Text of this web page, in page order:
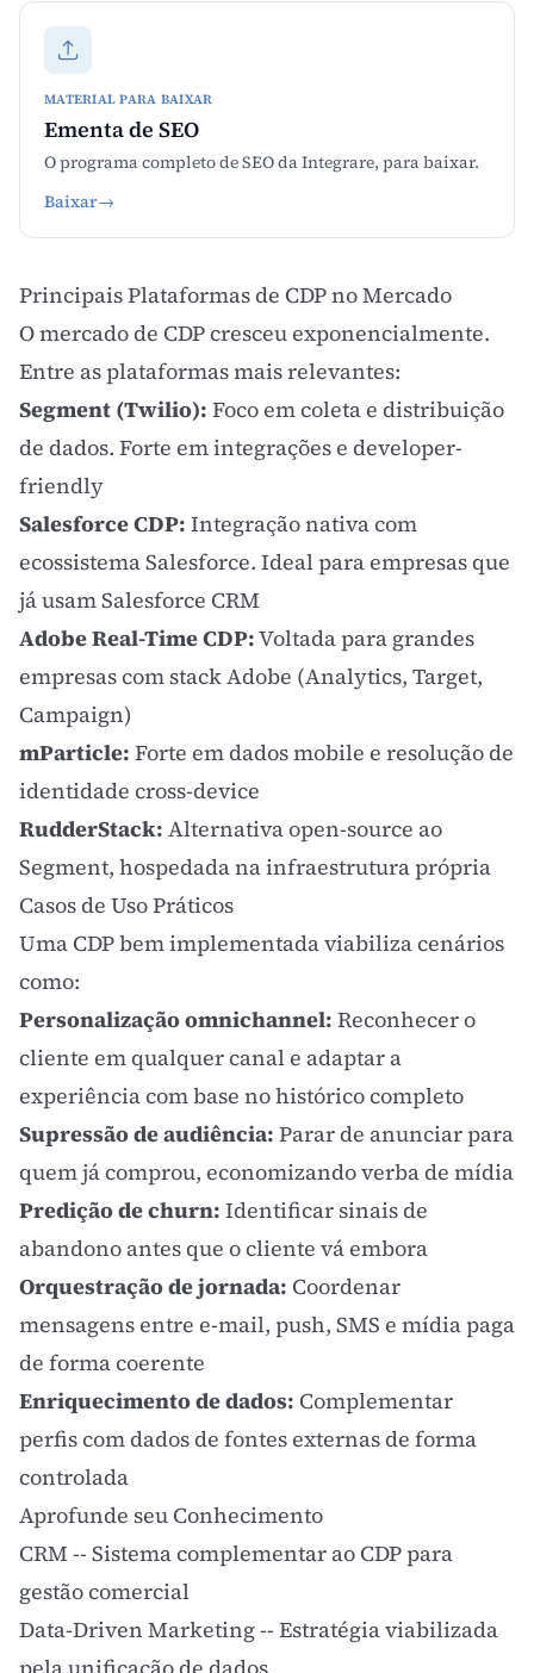
MATERIAL PARA BAIXAR
Ementa de SEO
O programa completo de SEO da Integrare, para baixar.
Baixar→
Principais Plataformas de CDP no Mercado
O mercado de CDP cresceu exponencialmente.
Entre as plataformas mais relevantes:
Segment (Twilio): Foco em coleta e distribuição
de dados. Forte em integrações e developer-
friendly
Salesforce CDP: Integração nativa com
ecossistema Salesforce. Ideal para empresas que
já usam Salesforce CRM
Adobe Real-Time CDP:Voltada para grandes
empresas com stack Adobe (Analytics, Target,
Campaign)
mParticle: Forte em dados mobile e resolução de
identidade cross-device
RudderStack: Alternativa open-source ao
Segment, hospedada na infraestrutura própria
Casos de Uso Práticos
Uma CDP bem implementada viabiliza cenários
como:
Personalizaçãoomnichannel: Reconhecer o
cliente em qualquer canal e adaptar a
experiência com base no histórico completo
Supressão de audiência: Parar de anunciar para
quem já comprou, economizando verba de mídia
Predição de churn: Identificar sinais de
abandono antes que o cliente vá embora
Orquestração de jornada: Coordenar
mensagens entre e-mail, push, SMS e mídia paga
de forma coerente
Enriquecimento de dados: Complementar
perfis com dados de fontes externas de forma
controlada
Aprofunde seu Conhecimento
CRM-- Sistema complementar ao CDP para
gestão comercial
Data-Driven Marketing-- Estratégia viabilizada